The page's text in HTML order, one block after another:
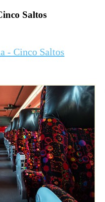
Saltos
- Cinco Saltos